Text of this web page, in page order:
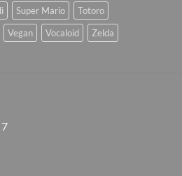
Super Mario
Totoro
Vegan Vocaloid Zelda